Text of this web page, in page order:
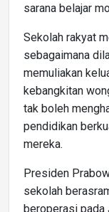
sarana belajar
Sekolah rakyat
sebagaimana
memuliakan
kebangkitan
tak boleh
pendidikan
mereka.
Presiden
sekolah
beroperasi pada